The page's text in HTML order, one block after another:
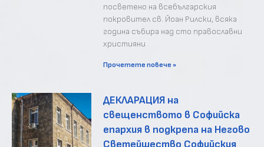
посветено на всебългарския
покровител св. Йоан Рилски, всяка
година събира над сто православни
християни
Прочетете повече »
ДЕКЛАРАЦИЯ на
свещенството в Софийска
епархия в подкрепа на Негово
Светейшество Софийския